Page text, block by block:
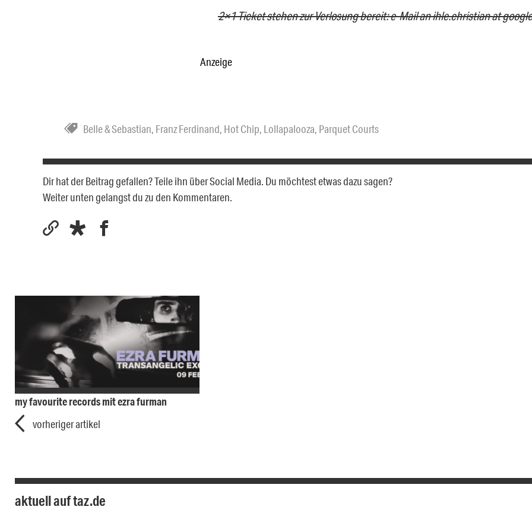
2×1 Ticket stehen zur Verlosung bereit: e-Mail an ihle.christian at
Anzeige
Belle & Sebastian, Franz Ferdinand, Hot Chip, Lollapalooza, Parquet Courts
Dir hat der Beitrag gefallen? Teile ihn über Social Media. Du möchtest etwas dazu sagen?
Weiter unten gelangst du zu den Kommentaren.
my favourite records mit ezra furman
vorheriger artikel
aktuell auf taz.de